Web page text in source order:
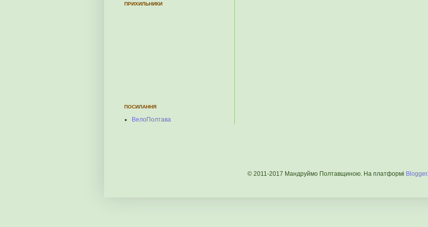
ПРИХИЛЬНИКИ
ПОСИЛАННЯ
ВелоПолтава
© 2011-2017 Мандруймо Полтавщиною. На платформі Blogger.